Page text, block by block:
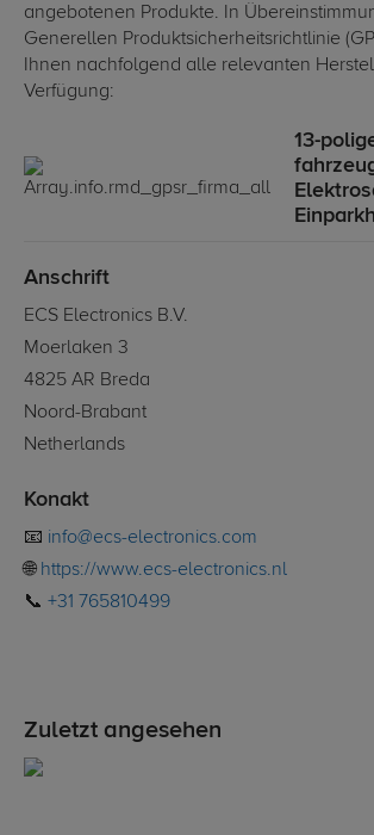
angebotenen Produkte. In
Generellen Produktsicherheitsrichtlinie
Ihnen nachfolgend alle relevanten
Verfügung:
13-
Anschrift
ECS Electronics B.V.
Moerlaken 3
4825 AR Breda
Noord-Brabant
Netherlands
Konakt
📧 info@ecs-electronics.com
🌐 https://www.ecs-electronics.nl
📞 +31 765810499
Zuletzt angesehen